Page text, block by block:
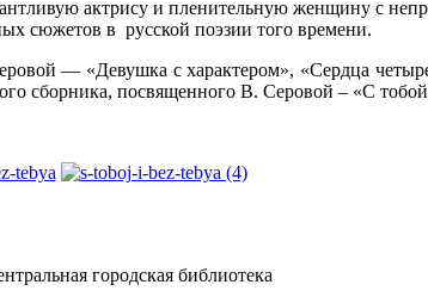
актрису и пленительную женщину с
сюжетов в русской поэзии того времени.
— «Девушка с характером», «Сердца
сборника, посвященного В. Серовой – «С тобой
городская библиотека